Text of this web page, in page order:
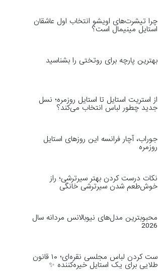
چرا تیشرت‌های اویشو انتخاب اول عاشقان
استایل مینیمال است؟
بهترین پارچه برای روتختی را بشناسید
از استریت استایل تا استایل روزمره؛ نسل
جدید چطور لباس انتخاب می‌کند؟
جوراب، آچار فرانسه این روزهای استایل
روزمره
نکات درست کردن بهتر سیرترشی؛ راز
خوش‌طعم شدن سیرترشی خانگی
محبوبترین مدل‌های نیوبالانس مردانه سال
2026
ست کردن لباس مجلسی نقره‌ای؛ ۱۰ قانون
طلایی برای یک استایل خیره‌کننده ✨